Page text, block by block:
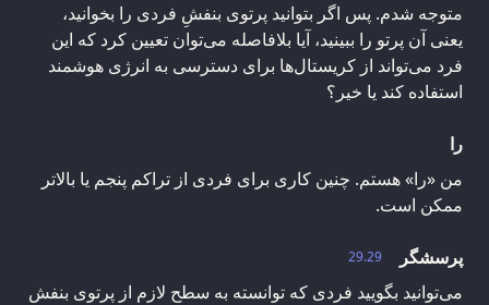
متوجه‌ شدم. پس اگر بتوانید پرتوی بنفشِ فردی را بخوانید،
یعنی آن پرتو را ببینید، آیا بلافاصله می‌توان تعیین کرد که این
فرد می‌تواند از کریستال‌ها برای دسترسی به انرژی هوشمند
استفاده کند یا خیر؟
را
من «را» هستم. چنین کاری برای فردی از تراکم پنجم یا بالاتر
ممکن است.
29.29
پرسشگر
می‌توانید بگویید فردی که توانسته به سطح لازم از پرتوی بنفش